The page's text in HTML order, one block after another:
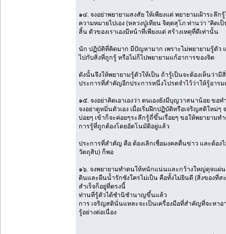
๑๔. จงอย่าพยายามสงสัย ให้เพียงแต่ พยายามเฝ้าระ
ความหมายไปเอง (หลวงปู่เทียน จิตฺตสุโภ ท่านว่า “คิ
สิ้น ตัวของเราเองมีหน้าที่เพียงแต่ สร้างเหตุที่ดีเท่านั้น
นัก ปฏิบัติที่คิดมาก มีปัญหามาก เพราะไม่พยายามรู้ตัว
ไปกับสิ่งที่ถูกรู้ หรือไม่ก็ไปพยายามแก้อาการของจิต
ดังนั้นจึงให้พยายามรู้ตัวให้เป็น ถ้ารู้เป็นจะต้องเห็นว่
ประการที่สำคัญอีกประการหนึ่งโปรดจำไว้ว่าให้รู้อา
๑๕. จงอย่าคิดเอาเองว่า ตนเองยังมีบุญวาสนาน้อย ข
จงอย่าดูหมิ่นตัวเอง เมื่อเริ่มฝึกปฏิบัติหรือเจริญสติใหม่
บ่อยๆ เข้าก็จะค่อยๆระลึกรู้ถี่ขึ้นเรื่อยๆ ขอให้พยายาม
การรู้ที่ถูกต้องโดยอัตโนมัติอยู่แล้ว
ประการที่สำคัญ คือ ต้องเลิกเชื่อมงคลตื่นข่าว และต้อ
วัตถุสิบ) ก็พอ
๑๖. จงพยายามทำตนให้หนักแน่นและกว้างใหญ่ดุจแผ่
ดินและผืนน้ำรักชังใครไม่เป็น คือทั้งไม่ยินดี (สิ่งของที่ส
สำเร็จก็อยู่ที่ตรงนี้
ท่านที่รู้ตัวได้ชำนิชำนาญขึ้นแล้ว
การ เจริญสตินั่นแหละจะเป็นเครื่องมือที่สำคัญที่จะหา
รู้อย่างต่อเนื่อง